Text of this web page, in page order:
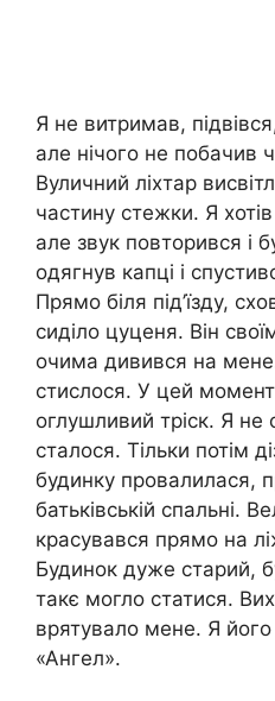
Я не витримав,
але нічого не побачив
Вуличний ліхтар
частину стежки. Я
але звук повторився і
одягнув капці і
Прямо біля під’їзду,
сиділо цуценя. Він
очима дивився на
стислося. У цей
оглушливий тріск. Я не
сталося. Тільки потім
будинку провалилася,
батьківській спальні.
красувався прямо на
Будинок дуже старий,
такє могло статися.
врятувало мене. Я його
«Ангел».